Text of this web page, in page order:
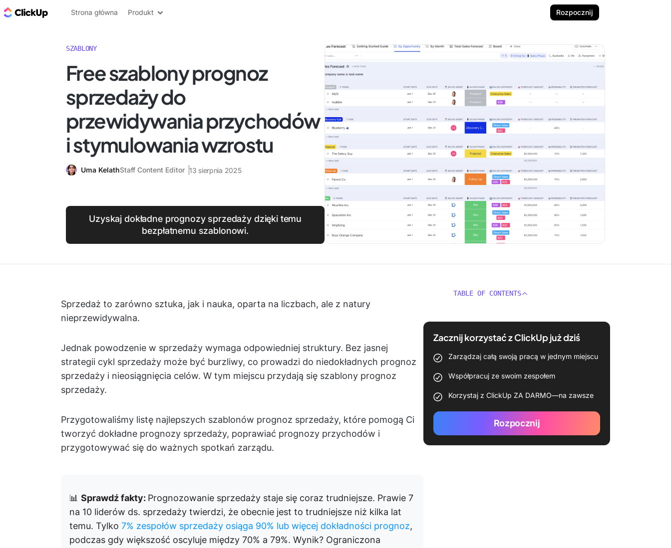
ClickUp Blog
Strona główna Produkt Rozpocznij
SZABLONY
Free szablony prognoz
sprzedaży do
przewidywania przychodów
i stymulowania wzrostu
Uma KelathStaff Content Editor 13 sierpnia 2025
Uzyskaj dokładne prognozy sprzedaży dzięki temu
bezpłatnemu szablonowi.
Sprzedaż to zarówno sztuka, jak i nauka, oparta na liczbach, ale z natury
nieprzewidywalna.
Jednak powodzenie w sprzedaży wymaga odpowiedniej struktury. Bez jasnej
strategii cykl sprzedaży może być burzliwy, co prowadzi do niedokładnych prognoz
sprzedaży i nieosiągnięcia celów. W tym miejscu przydają się szablony prognoz
sprzedaży.
Przygotowaliśmy listę najlepszych szablonów prognoz sprzedaży, które pomogą Ci
tworzyć dokładne prognozy sprzedaży, poprawiać prognozy przychodów i
przygotowywać się do ważnych spotkań zarządu.
📊 Sprawdź fakty: Prognozowanie sprzedaży staje się coraz trudniejsze. Prawie 7
na 10 liderów ds. sprzedaży twierdzi, że obecnie jest to trudniejsze niż kilka lat
temu. Tylko 7% zespołów sprzedaży osiąga 90% lub więcej dokładności prognoz,
podczas gdy większość oscyluje między 70% a 79%. Wynik? Ograniczona
TABLE OF CONTENTS
Zacznij korzystać z ClickUp już dziś
Zarządzaj całą swoją pracą w jednym miejscu
Współpracuj ze swoim zespołem
Korzystaj z ClickUp ZA DARMO—na zawsze
Rozpocznij